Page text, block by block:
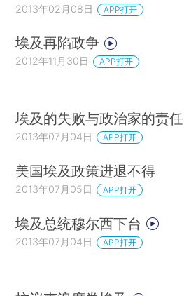
2013年02月08日 APP打开
埃及再陷政争
2012年11月30日 APP打开
埃及的失败与政治家的责任
2013年07月04日 APP打开
美国埃及政策进退不得
2013年07月05日 APP打开
埃及总统穆尔西下台
2013年07月04日 APP打开